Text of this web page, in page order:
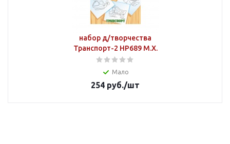
набор д/творчества
Транспорт-2 НР689 М.Х.
Мало
254 руб./шт